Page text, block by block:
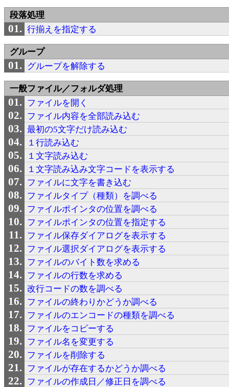
段落処理
行揃えを指定する
グループ
グループを解除する
一般ファイル／フォルダ処理
ファイルを開く
ファイル内容を全部読み込む
最初の5文字だけ読み込む
１行読み込む
１文字読み込む
１文字読み込み文字コードを表示する
ファイルに文字を書き込む
ファイルタイプ（種類）を調べる
ファイルポインタの位置を調べる
ファイルポインタの位置を指定する
ファイル保存ダイアログを表示する
ファイル選択ダイアログを表示する
ファイルのバイト数を求める
ファイルの行数を求める
改行コードの数を調べる
ファイルの終わりかどうか調べる
ファイルのエンコードの種類を調べる
ファイルをコピーする
ファイル名を変更する
ファイルを削除する
ファイルが存在するかどうか調べる
ファイルの作成日／修正日を調べる